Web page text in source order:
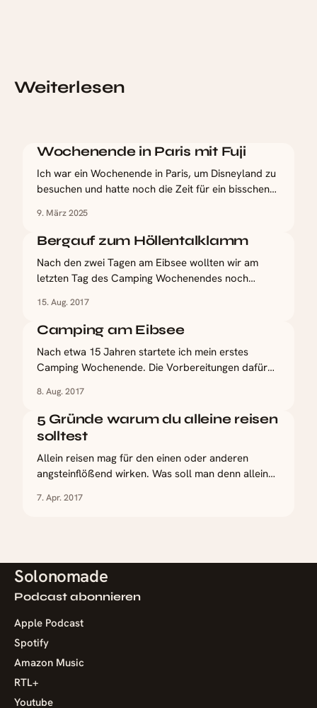
Weiterlesen
Wochenende in Paris mit Fuji
Ich war ein Wochenende in Paris, um Disneyland zu
besuchen und hatte noch die Zeit für ein bisschen
neue Aufnahmen mit der Fuji XT-50 zu machen. Für
die Aufnahmen habe ich das Classic Color Rezept
9. März 2025
Bergauf zum Höllentalklamm
Nach den zwei Tagen am Eibsee wollten wir am
letzten Tag des Camping Wochenendes noch
Höllentalklamm sollte der Abschluss werden und
bot wirklich eine anstrengende aber lohnenswerte
Tour. Man kann auch sagen es war ein
Höllenmarsch bis dort hoch. Dennoch ging es
früher zurück als
15. Aug. 2017
Camping am Eibsee
Nach etwa 15 Jahren startete ich mein erstes
Camping Wochenende. Die Vorbereitungen dafür
Bergen Deutschlands suchte und über
verschiedene Bilder fündig wurde. Zur Wahl stand
der Eibsee, der Haldensee, der Walchensee, der
Plansee und der Seealpsee. In der Nähe gab es
8. Aug. 2017
5 Gründe warum du alleine reisen
solltest
Allein reisen mag für den einen oder anderen
angsteinflößend wirken. Was soll man denn alleine
zurecht findet? Mit wem teilt man all die Momente?
7. Apr. 2017
Solonomade
Podcast abonnieren
Apple Podcast
Spotify
Amazon Music
RTL+
Youtube